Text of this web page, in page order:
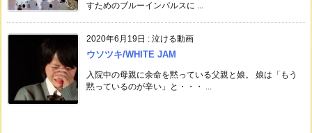
すためのブルーインパルスに ...
2020年6月19日 : 泣ける動画
ウソツキ/WHITE JAM
入院中の母親に余命を黙っている父親と娘。 娘は「もう
黙っているのが辛い」と・・・ ...